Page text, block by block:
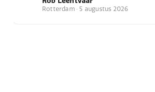
Rotterdam · 5 augustus 2026